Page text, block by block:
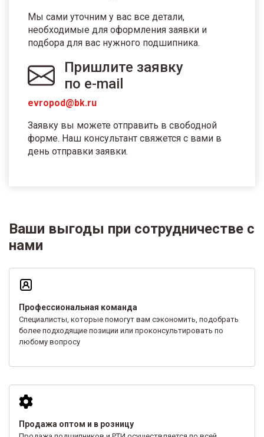
Мы сами уточним у вас все детали,
необходимые для оформления заявки и
подбора для вас нужного подшипника.
Пришлите заявку
по e-mail
evropod@bk.ru
Заявку вы можете отправить в свободной
форме. Наш консультант свяжется с вами в
день отправки заявки.
Ваши выгоды при сотрудничестве с
нами
Профессиональная команда
Специалисты, которые помогут вам сэкономить, подобрать
более подходящие позиции или проконсультировать по
любому вопросу
Продажа оптом и в розницу